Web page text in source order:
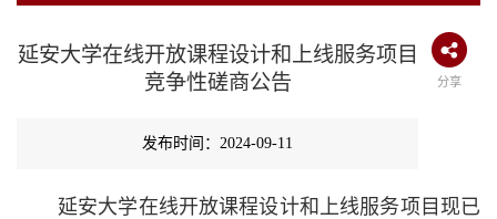
延安大学在线开放课程设计和上线服务项目
竞争性磋商公告
分享
发布时间：2024-09-11
延安大学在线开放课程设计和上线服务项目现已